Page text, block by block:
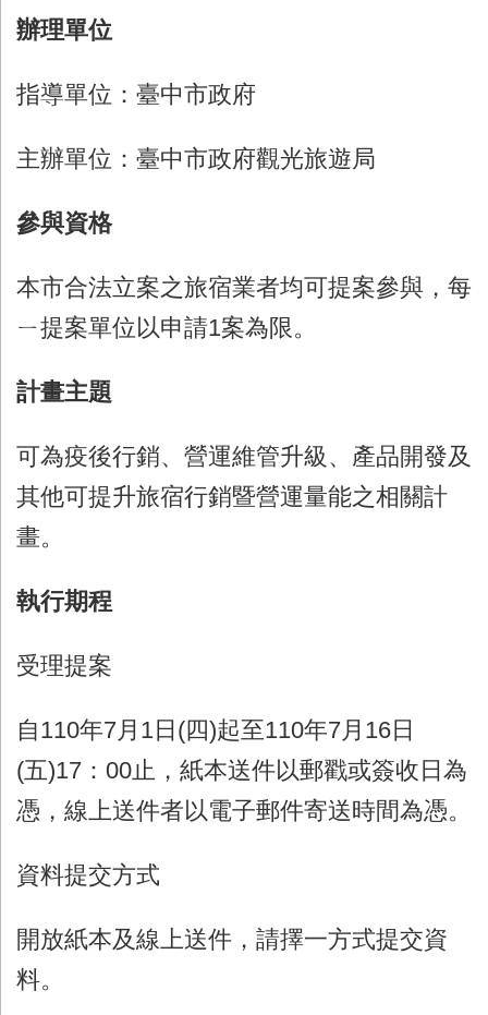
辦理單位
指導單位：臺中市政府
主辦單位：臺中市政府觀光旅遊局
參與資格
本市合法立案之旅宿業者均可提案參與，每
ㄧ提案單位以申請1案為限。
計畫主題
可為疫後行銷、營運維管升級、產品開發及
其他可提升旅宿行銷暨營運量能之相關計
畫。
執行期程
受理提案
自110年7月 1日 (四)起至110年7月 16日
(五)17 ： 00止，紙本送件以郵戳或簽收日為
憑，線上送件者以電子郵件寄送時間為憑。
資料提交方式
開放紙本及線上送件，請擇一方式提交資
料。